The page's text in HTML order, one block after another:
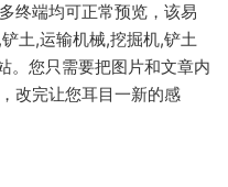
终端均可正常预览，该易
土,运输机械,挖掘机,铲土
。您只需要把图片和文章内
改完让您耳目一新的感